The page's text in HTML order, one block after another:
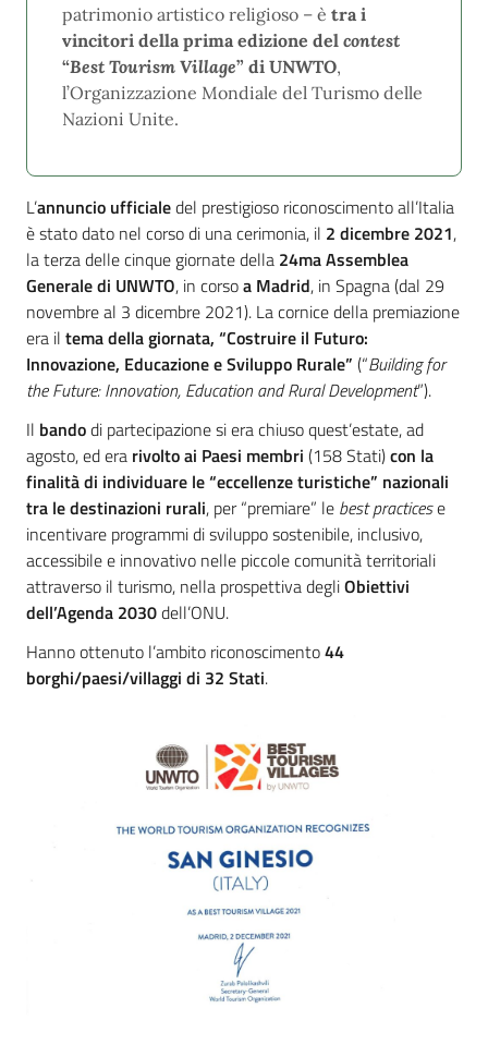
patrimonio artistico religioso – è tra i
vincitori della prima edizione del contest
“Best Tourism Village” di UNWTO,
l’Organizzazione Mondiale del Turismo delle
Nazioni Unite.
L’annuncio ufficialedel prestigioso riconoscimento all’Italia
è stato dato nel corso di una cerimonia, il 2 dicembre 2021,
la terza delle cinque giornate della 24ma Assemblea
Generale di UNWTO, in corsoa Madrid, in Spagna (dal 29
novembre al 3 dicembre 2021). La cornice della premiazione
era il tema della giornata, “Costruire il Futuro:
Innovazione, Educazione e Sviluppo Rurale” (“Building for
the Future: Innovation, Education and Rural Development”).
Il bandodi partecipazione si era chiuso quest’estate, ad
agosto, ed era rivolto ai Paesi membri (158 Stati)con la
finalità di individuare le “eccellenze turistiche” nazionali
tra le destinazioni rurali, per “premiare” le best practicese
incentivare programmi di sviluppo sostenibile, inclusivo,
accessibile e innovativo nelle piccole comunità territoriali
attraverso il turismo, nella prospettiva degliObiettivi
dell’Agenda 2030dell’ONU.
Hanno ottenuto l’ambito riconoscimento44
borghi/paesi/villaggi di 32 Stati.